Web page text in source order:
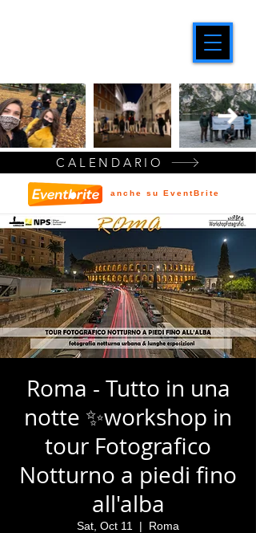
Roma - Tutto in una
notte ✨workshop in
tour Fotografico
Notturno a piedi fino
all'alba
Sat, Oct 11
  |
Roma
CALENDARIO
anche su EventBrite